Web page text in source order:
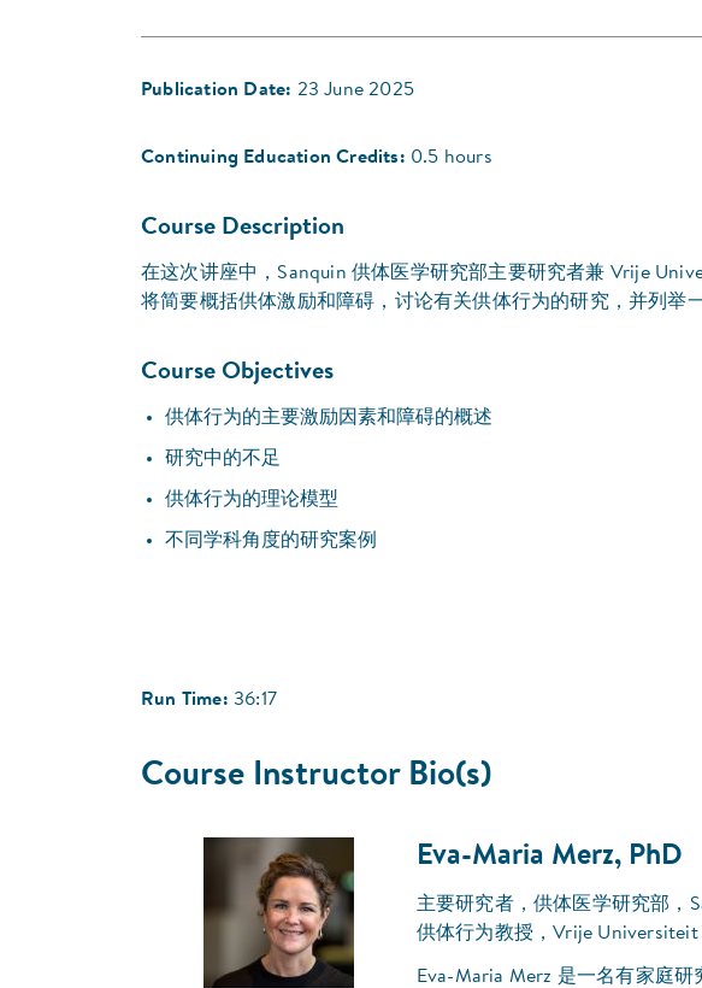
Publication Date: 23 June 2025
Continuing Education Credits: 0.5 hours
Course Description
在这次讲座中，Sanquin 供体医学研究部主要研究者兼 Vrije
将简要概括供体激励和障碍，讨论有关供体行为的研究，并列举
Course Objectives
供体行为的主要激励因素和障碍的概述
研究中的不足
供体行为的理论模型
不同学科角度的研究案例
Run Time: 36:17
Course Instructor Bio(s)
Eva-Maria Merz, PhD
主要研究者，供体医学研究部，
供体行为教授，Vrije
Eva-Maria Merz 是一名有家庭